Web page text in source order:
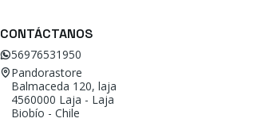
CONTÁCTANOS
56976531950
Pandorastore
Balmaceda 120, laja
4560000 Laja - Laja
Biobío - Chile